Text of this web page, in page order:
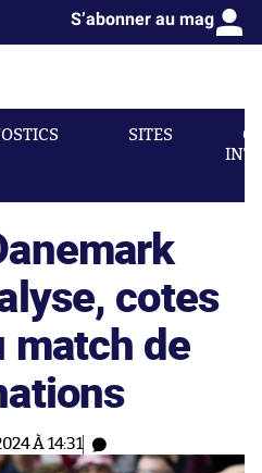
S’abonner au mag
SITES
cotes
match de
À 14:31